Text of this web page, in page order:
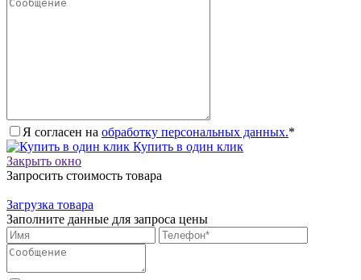
Я согласен на обработку персональных данных.*
Купить в один клик
Закрыть окно
Запросить стоимость товара
Загрузка товара
Заполните данные для запроса цены